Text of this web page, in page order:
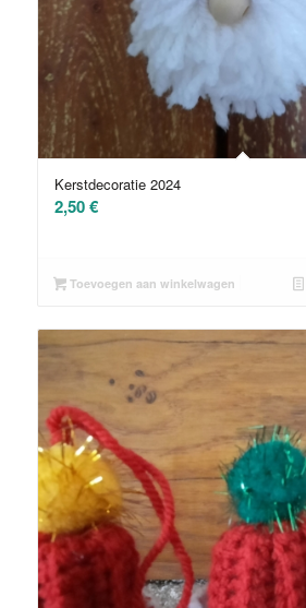
Kerstdecoratie 2024
2,50€
Toevoegen aan winkelwagen